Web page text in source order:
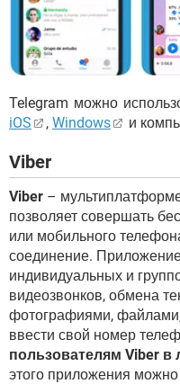
Telegram можно
iOS
, Windows и
Viber
Viber –
позволяет совершать
или мобильного
соединение.
индивидуальных и
видеозвонков, обмена
фотографиями,
ввести свой номер
пользователям Viber
этого приложения можно